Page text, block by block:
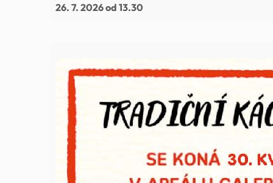
26. 7. 2026 od 13.30